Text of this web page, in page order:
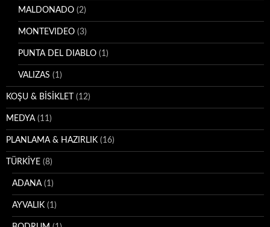
MALDONADO (2)
MONTEVIDEO (3)
PUNTA DEL DIABLO (1)
VALIZAS (1)
KOŞU & BİSİKLET (12)
MEDYA (11)
PLANLAMA & HAZIRLIK (16)
TÜRKİYE (8)
ADANA (1)
AYVALIK (1)